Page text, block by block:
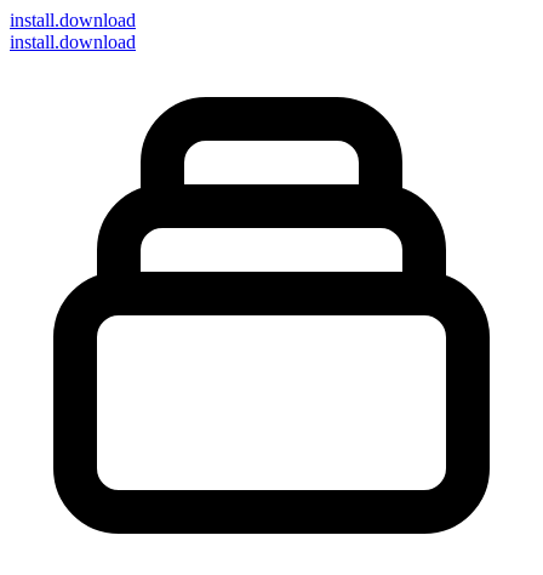
install.download
install.download